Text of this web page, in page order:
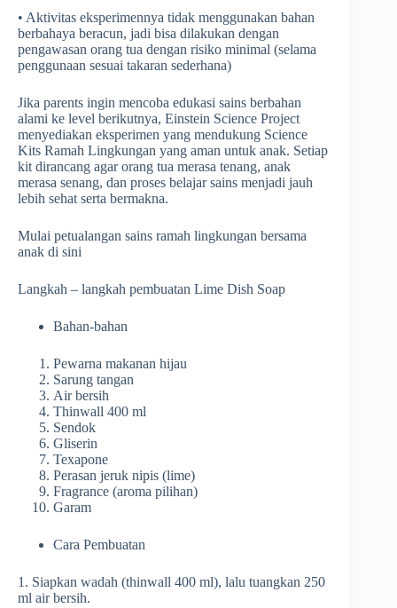
• Aktivitas eksperimennya tidak menggunakan bahan
berbahaya beracun, jadi bisa dilakukan dengan
pengawasan orang tua dengan risiko minimal (selama
penggunaan sesuai takaran sederhana)
Jika parents ingin mencoba edukasi sains berbahan
alami ke level berikutnya, Einstein Science Project
menyediakan eksperimen yang mendukung Science
Kits Ramah Lingkungan yang aman untuk anak. Setiap
kit dirancang agar orang tua merasa tenang, anak
merasa senang, dan proses belajar sains menjadi jauh
lebih sehat serta bermakna.
Mulai petualangan sains ramah lingkungan bersama
anak di sini
Langkah – langkah pembuatan Lime Dish Soap
Bahan-bahan
Pewarna makanan hijau
Sarung tangan
Air bersih
Thinwall 400 ml
Sendok
Gliserin
Texapone
Perasan jeruk nipis (lime)
Fragrance (aroma pilihan)
Garam
Cara Pembuatan
1. Siapkan wadah (thinwall 400 ml), lalu tuangkan 250
ml air bersih.